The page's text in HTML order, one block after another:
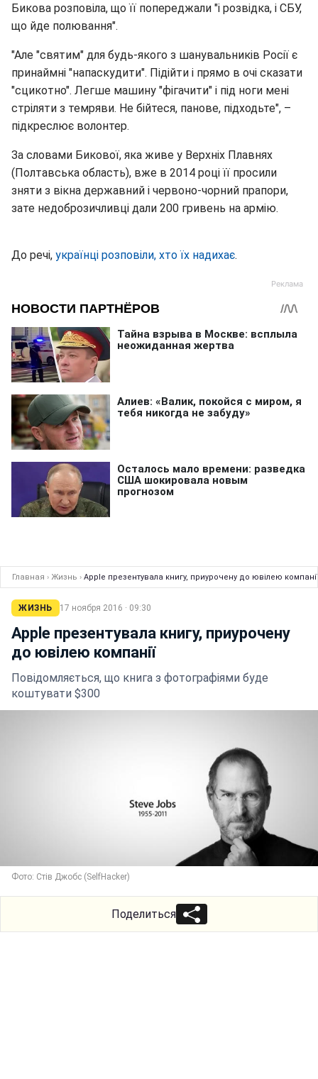
Бикова розповіла, що її попереджали "і розвідка, і СБУ,
що йде полювання".
"Але "святим" для будь-якого з шанувальників Росії є
принаймні "напаскудити". Підійти і прямо в очі сказати
"сцикотно". Легше машину "фігачити" і під ноги мені
стріляти з темряви. Не бійтеся, панове, підходьте", –
підкреслює волонтер.
За словами Бикової, яка живе у Верхніх Плавнях
(Полтавська область), вже в 2014 році її просили
зняти з вікна державний і червоно-чорний прапори,
зате недоброзичливці дали 200 гривень на армію.
До речі, українці розповіли, хто їх надихає.
Главная › Жизнь › Apple презентувала книгу, приурочену до ювілею компанії
ЖИЗНЬ 17 ноября 2016 · 09:30
Apple презентувала книгу, приурочену
до ювілею компанії
Повідомляється, що книга з фотографіями буде
коштувати $300
Фото: Стів Джобс (SelfHacker)
Поделиться